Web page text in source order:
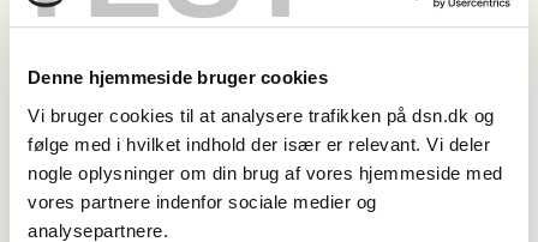
Denne hjemmeside bruger cookies
Vi bruger cookies til at analysere trafikken på dsn.dk og
følge med i hvilket indhold der især er relevant. Vi deler
nogle oplysninger om din brug af vores hjemmeside med
vores partnere indenfor sociale medier og
analysepartnere.
Et besøg i Dansk Sprognævn kan indeholde:
en introduktion til Dansk Sprognævn og dets opgaver
en rundvisning i nævnets ordsamling over dansk;
ordsamlingen er kulturarv og daterer sig tilbage fra 1955
en introduktion til processen med at indsamle nye ord og
en workshop med at hitte på og foreslå nye ord til dansk